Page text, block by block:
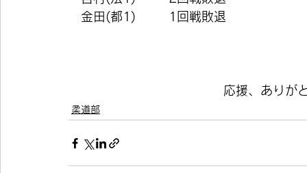
金田(都1)        1回戦敗退
応援、ありが
柔道部